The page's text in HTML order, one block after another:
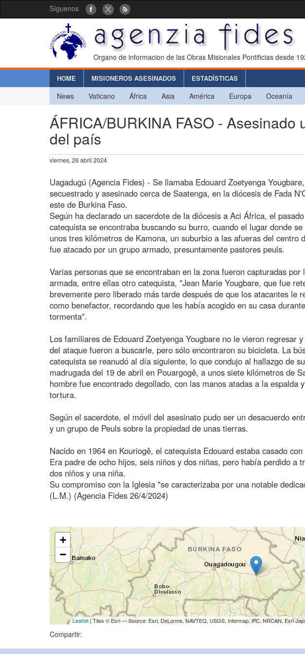
Síguenos
Organo de informacion de las Obras Misionales Pontificias desde
HOME MISIONEROS ASESINADOS ESTADÍSTICAS
News Vaticano África Asia América Europa Oceanía
ÁFRICA/BURKINA FASO - Asesinado
del país
viernes, 26 abril 2024
Uagadugú (Agencia Fides) - Se llamaba Edouard Zoetyenga
secuestrado y asesinado cerca de Saatenga, en la diócesis de Fada
este de Burkina Faso.
Según ha declarado un sacerdote de la diócesis a Aci África, el
catequista se encontraba buscando su burro, cuando el lugar donde
unos tres kilómetros de Kamona, un suburbio a las afueras del centro
fue atacado por un grupo armado, presuntamente pastores peuls.
Varias personas que se encontraban en la zona fueron capturadas por
armada, entre ellas otro catequista, "Jean Marie Yougbare, que fue
brevemente pero liberado más tarde después de que los atacantes le
como benefactor, recordando que les había acogido en su casa
tormenta".
Los familiares de Edouard Zoetyenga Yougbare no le vieron regresar
del ataque fueron a buscarle, pero sólo encontraron su bicicleta. La
catequista se reanudó al día siguiente, lo que condujo al hallazgo de
madrugada del 19 de abril en Pouargogê, a unos siete kilómetros de
hombre fue encontrado degollado, con las manos atadas a la espalda
tortura.
Según el sacerdote, el móvil del asesinato pudo ser un desacuerdo
y un grupo de Peuls sobre la propiedad de unas tierras.
Nacido en 1964 en Kouriogê, el catequista Edouard estaba casado
Era padre de ocho hijos, seis niños y dos niñas, pero había perdido a
dos niños y una niña.
Su compromiso con la Iglesia "se caracterizaba por una notable
(L.M.) (Agencia Fides 26/4/2024)
+
−
Leaflet| Tiles © Esri — Source: Esri, DeLorme, NAVTEQ, USGS, Intermap, iPC, NRCAN, Esri
Compartir: